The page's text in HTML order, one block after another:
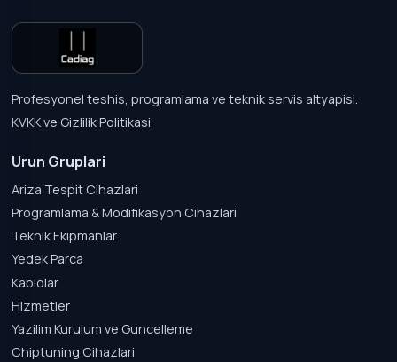
Profesyonel teshis, programlama ve teknik servis altyapisi.
KVKK ve Gizlilik Politikasi
Urun Gruplari
Ariza Tespit Cihazlari
Programlama & Modifikasyon Cihazlari
Teknik Ekipmanlar
Yedek Parca
Kablolar
Hizmetler
Yazilim Kurulum ve Guncelleme
Chiptuning Cihazlari